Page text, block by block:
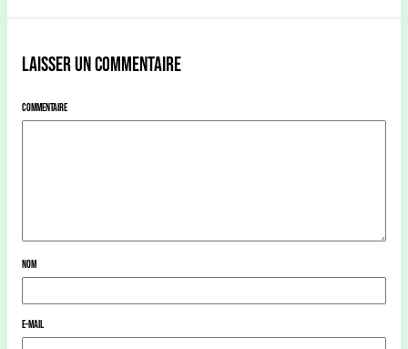
Laisser un commentaire
Commentaire
Nom
E-mail